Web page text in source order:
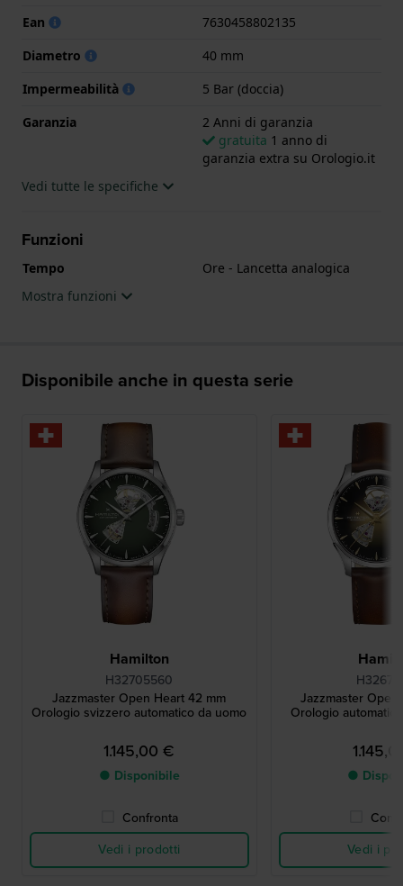
sotto un vetro zaffiro. Il movimento H-10 è
l'affidabile cavallo di battaglia di Hamilton, con
un diametro di 40 mm ed è dotato di un cinturino in
Pelle. All'interno della cassa si trova un movimento
di ETA e l'orologio è dotato di un cristallo di Zaffiro
singolo antiriflesso.
L'orologio è impermeabile a 5ATM. Questo significa
che l'orologio è adatto per la doccia. L'orologio è
Ean
7630458802135
Diametro
40 mm
Impermeabilità
5 Bar (doccia)
Garanzia
2 Anni di garanzia
gratuita 1 anno di
garanzia extra su Orologio.it
Vedi tutte le specifiche
Funzioni
Tempo
Ore - Lancetta analogica
Mostra funzioni
Disponibile anche in questa serie
Hamilton
H32705560
Jazzmaster Open Heart 42 mm
Orologio svizzero automatico da uomo
1.145,00 €
● Disponibile
Confronta
Vedi i prodotti
Jazzmaster
Orologio
●
Vedi i